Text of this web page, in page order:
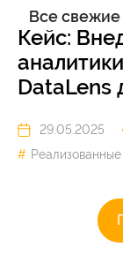
Все
Кейс:
DataLens
29.05.2025